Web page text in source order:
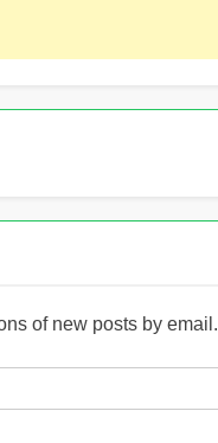
of new posts by email.